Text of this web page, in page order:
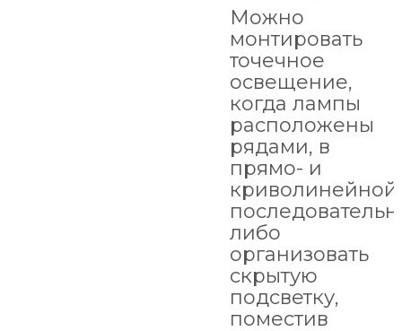
Можно
монтировать
точечное
освещение,
когда лампы
расположены
рядами, в
прямо- и
криволинейной
либо
организовать
скрытую
подсветку,
поместив